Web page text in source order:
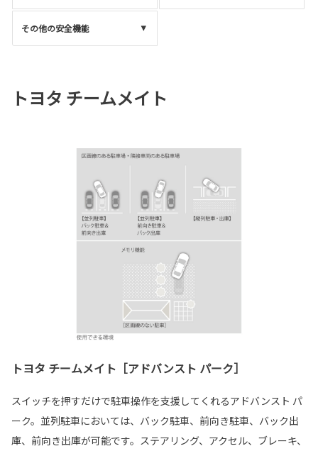
その他の安全機能
トヨタ チームメイト
トヨタ チームメイト［アドバンスト パーク］
スイッチを押すだけで駐車操作を支援してくれるアドバンスト パ
ーク。並列駐車においては、バック駐車、前向き駐車、バック出
庫、前向き出庫が可能です。ステアリング、アクセル、ブレーキ、